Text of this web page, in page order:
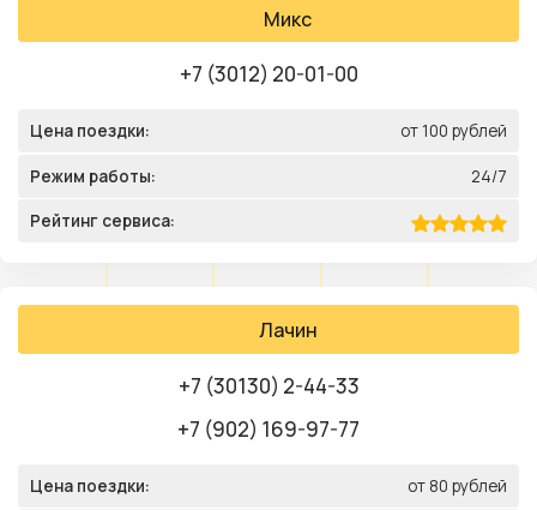
Микс
+7 (3012) 20-01-00
Цена поездки: от 100 рублей
Режим работы: 24/7
Рейтинг сервиса:
Лачин
+7 (30130) 2-44-33
+7 (902) 169-97-77
Цена поездки: от 80 рублей